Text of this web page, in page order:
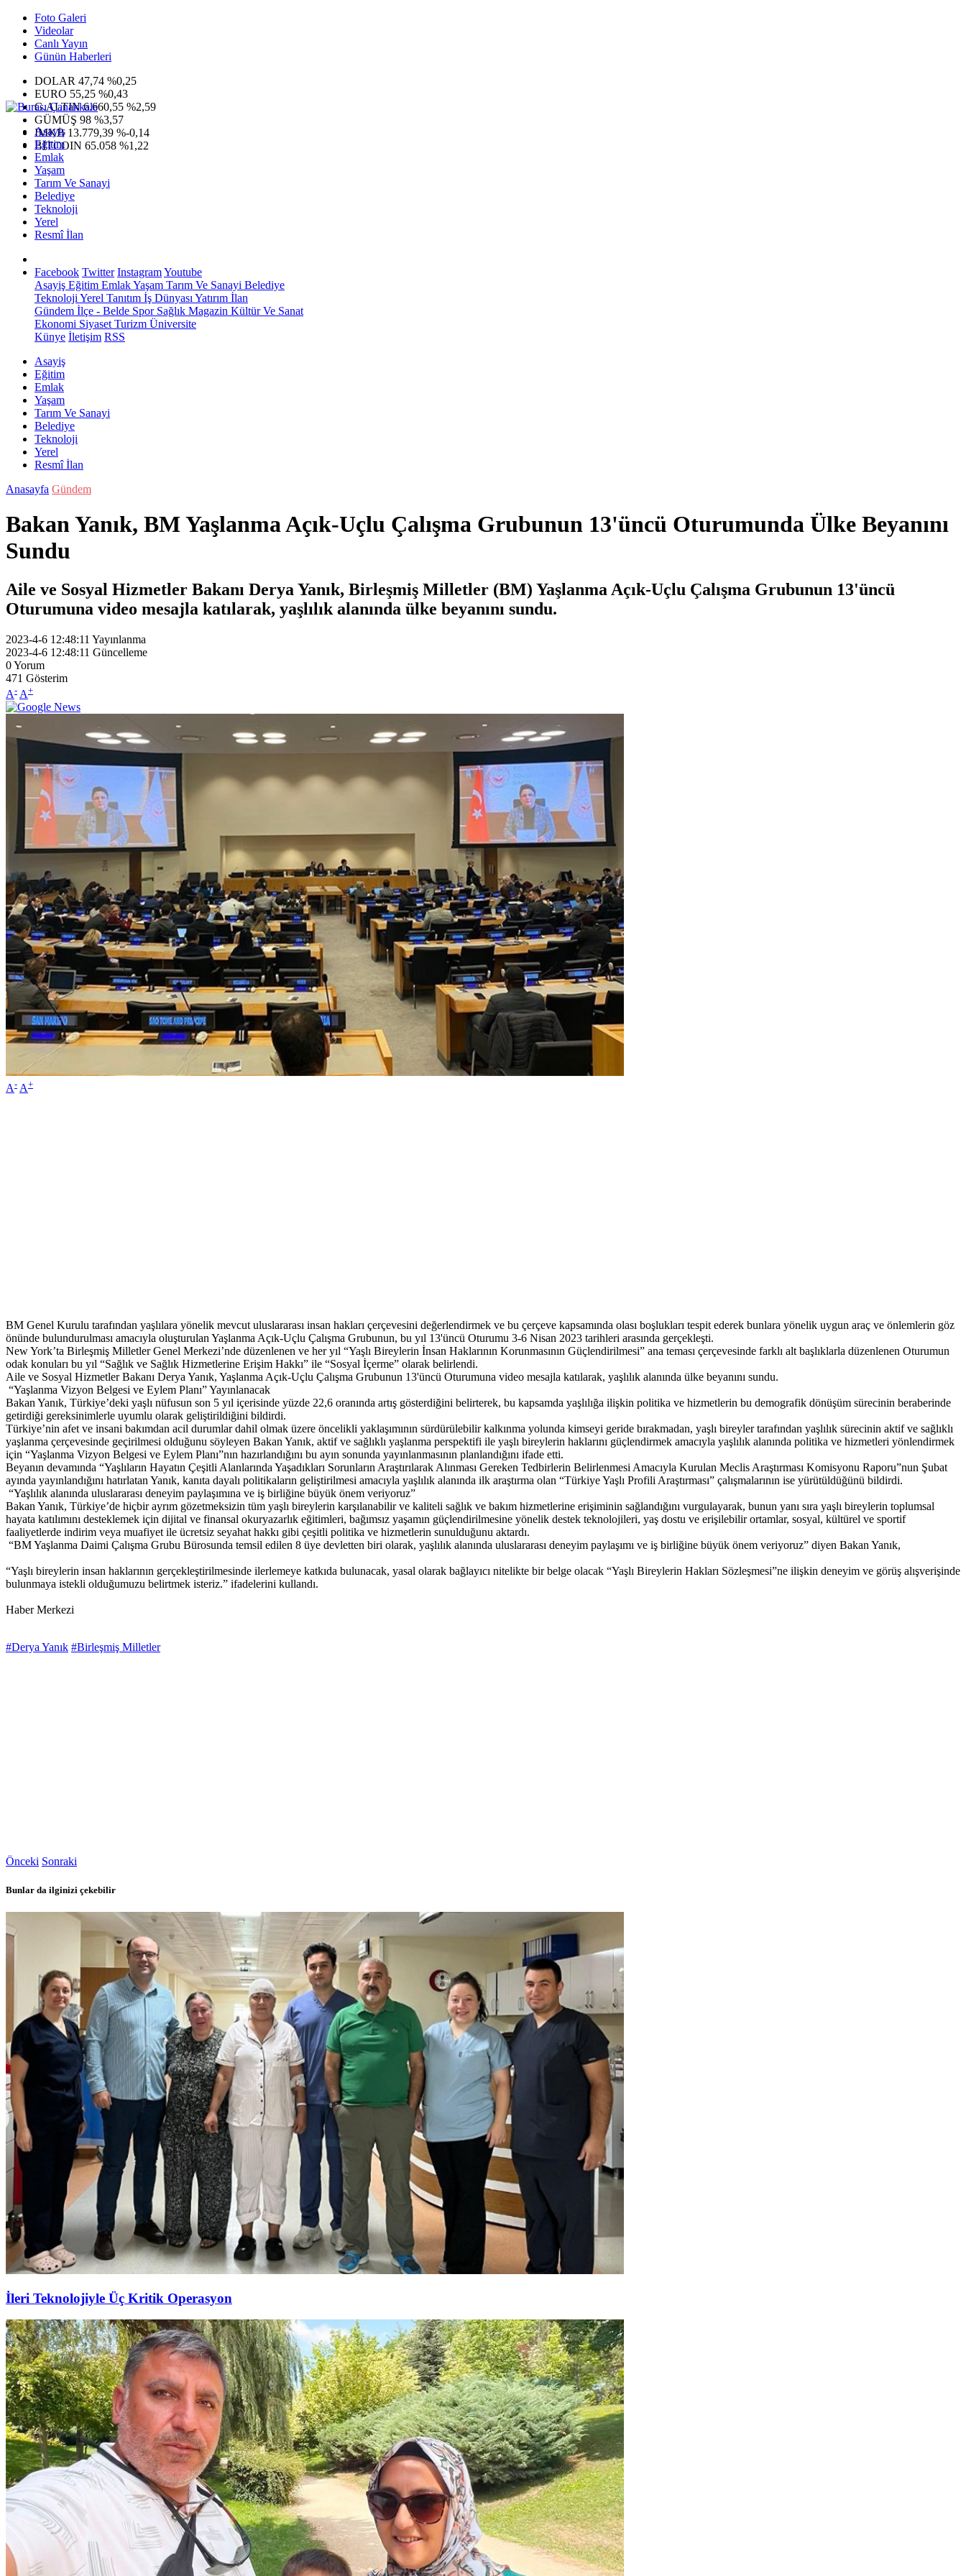
Foto Galeri
Videolar
Canlı Yayın
Günün Haberleri
DOLAR 47,74 %0,25
EURO 55,25 %0,43
G.ALTIN6.660,55 %2,59
GÜMÜŞ 98 %3,57
IMKB 13.779,39 %-0,14
BITCOIN 65.058 %1,22
Asayiş
Eğitim
Emlak
Yaşam
Tarım Ve Sanayi
Belediye
Teknoloji
Yerel
Resmî İlan
Facebook Twitter InstagramYoutube
Asayiş Eğitim EmlakYaşam Tarım Ve Sanayi Belediye
Teknoloji Yerel Tanıtım İş Dünyası Yatırım İlan
Gündem İlçe - Belde SporSağlık Magazin Kültür Ve Sanat
Ekonomi Siyaset Turizm Üniversite
Künye İletişim RSS
Asayiş
Eğitim
Emlak
Yaşam
Tarım Ve Sanayi
Belediye
Teknoloji
Yerel
Resmî İlan
Anasayfa Gündem
Bakan Yanık, BM Yaşlanma Açık-Uçlu Çalışma Grubunun 13'üncü Oturumunda Ülke Beyanını
Sundu
Aile ve Sosyal Hizmetler Bakanı Derya Yanık, Birleşmiş Milletler (BM) Yaşlanma Açık-Uçlu Çalışma Grubunun 13'üncü
Oturumuna video mesajla katılarak, yaşlılık alanında ülke beyanını sundu.
2023-4-6 12:48:11 Yayınlanma
2023-4-6 12:48:11 Güncelleme
0Yorum
471 Gösterim
A- A+
A- A+
BM Genel Kurulu tarafından yaşlılara yönelik mevcut uluslararası insan hakları çerçevesini değerlendirmek ve bu çerçeve kapsamında olası boşlukları tespit ederek bunlara yönelik uygun araç ve önlemlerin göz
önünde bulundurulması amacıyla oluşturulan Yaşlanma Açık-Uçlu Çalışma Grubunun, bu yıl 13'üncü Oturumu 3-6 Nisan 2023 tarihleri arasında gerçekleşti.
New York’ta Birleşmiş Milletler Genel Merkezi’nde düzenlenen ve her yıl “Yaşlı Bireylerin İnsan Haklarının Korunmasının Güçlendirilmesi” ana teması çerçevesinde farklı alt başlıklarla düzenlenen Oturumun
odak konuları bu yıl “Sağlık ve Sağlık Hizmetlerine Erişim Hakkı” ile “Sosyal İçerme” olarak belirlendi.
Aile ve Sosyal Hizmetler Bakanı Derya Yanık, Yaşlanma Açık-Uçlu Çalışma Grubunun 13'üncü Oturumuna video mesajla katılarak, yaşlılık alanında ülke beyanını sundu.
“Yaşlanma Vizyon Belgesi ve Eylem Planı” Yayınlanacak
Bakan Yanık, Türkiye’deki yaşlı nüfusun son 5 yıl içerisinde yüzde 22,6 oranında artış gösterdiğini belirterek, bu kapsamda yaşlılığa ilişkin politika ve hizmetlerin bu demografik dönüşüm sürecinin beraberinde
getirdiği gereksinimlerle uyumlu olarak geliştirildiğini bildirdi.
Türkiye’nin afet ve insani bakımdan acil durumlar dahil olmak üzere öncelikli yaklaşımının sürdürülebilir kalkınma yolunda kimseyi geride bırakmadan, yaşlı bireyler tarafından yaşlılık sürecinin aktif ve sağlıklı
yaşlanma çerçevesinde geçirilmesi olduğunu söyleyen Bakan Yanık, aktif ve sağlıklı yaşlanma perspektifi ile yaşlı bireylerin haklarını güçlendirmek amacıyla yaşlılık alanında politika ve hizmetleri yönlendirmek
için “Yaşlanma Vizyon Belgesi ve Eylem Planı”nın hazırlandığını bu ayın sonunda yayınlanmasının planlandığını ifade etti.
Beyanın devamında “Yaşlıların Hayatın Çeşitli Alanlarında Yaşadıkları Sorunların Araştırılarak Alınması Gereken Tedbirlerin Belirlenmesi Amacıyla Kurulan Meclis Araştırması Komisyonu Raporu”nun Şubat
ayında yayınlandığını hatırlatan Yanık, kanıta dayalı politikaların geliştirilmesi amacıyla yaşlılık alanında ilk araştırma olan “Türkiye Yaşlı Profili Araştırması” çalışmalarının ise yürütüldüğünü bildirdi.
“Yaşlılık alanında uluslararası deneyim paylaşımına ve iş birliğine büyük önem veriyoruz”
Bakan Yanık, Türkiye’de hiçbir ayrım gözetmeksizin tüm yaşlı bireylerin karşılanabilir ve kaliteli sağlık ve bakım hizmetlerine erişiminin sağlandığını vurgulayarak, bunun yanı sıra yaşlı bireylerin toplumsal
hayata katılımını desteklemek için dijital ve finansal okuryazarlık eğitimleri, bağımsız yaşamın güçlendirilmesine yönelik destek teknolojileri, yaş dostu ve erişilebilir ortamlar, sosyal, kültürel ve sportif
faaliyetlerde indirim veya muafiyet ile ücretsiz seyahat hakkı gibi çeşitli politika ve hizmetlerin sunulduğunu aktardı.
“BM Yaşlanma Daimi Çalışma Grubu Bürosunda temsil edilen 8 üye devletten biri olarak, yaşlılık alanında uluslararası deneyim paylaşımı ve iş birliğine büyük önem veriyoruz” diyen Bakan Yanık,
“Yaşlı bireylerin insan haklarının gerçekleştirilmesinde ilerlemeye katkıda bulunacak, yasal olarak bağlayıcı nitelikte bir belge olacak “Yaşlı Bireylerin Hakları Sözleşmesi”ne ilişkin deneyim ve görüş alışverişinde
bulunmaya istekli olduğumuzu belirtmek isteriz.” ifadelerini kullandı.
Haber Merkezi
#Derya Yanık #Birleşmiş Milletler
Önceki Sonraki
Bunlar da ilginizi çekebilir
İleri Teknolojiyle Üç Kritik Operasyon